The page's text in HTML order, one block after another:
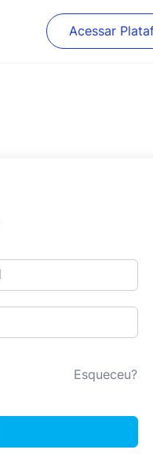
Acessar
Esqueceu?